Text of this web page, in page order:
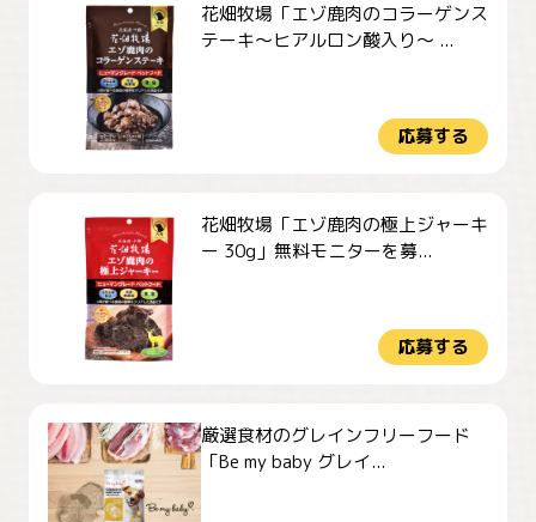
花畑牧場「エゾ鹿肉のコラーゲンス
テーキ～ヒアルロン酸入り～ ...
応募する
花畑牧場「エゾ鹿肉の極上ジャーキ
ー 30g」無料モニターを募...
応募する
厳選食材のグレインフリーフード
「Be my baby グレイ...